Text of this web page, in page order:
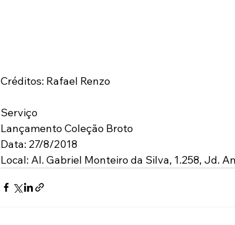
Créditos: Rafael Renzo
Serviço
Lançamento Coleção Broto
Data: 27/8/2018
Local: Al. Gabriel Monteiro da Silva, 1.258, Jd.